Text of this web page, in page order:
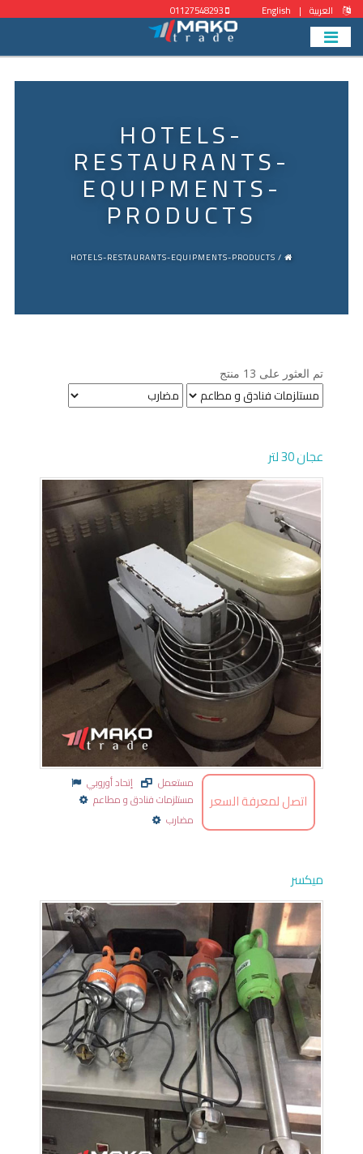
العربية |
English
HOTELS-
RESTAURANTS-
EQUIPMENTS-
PRODUCTS
/ HOTELS-RESTAURANTS-EQUIPMENTS-PRODUCTS
تم العثور على 13 منتج
عجان 30 لتر
اتصل لمعرفة السعر
مستعمل
إتحاد أوروبي
مستلزمات فنادق و مطاعم
مضارب
ميكسر